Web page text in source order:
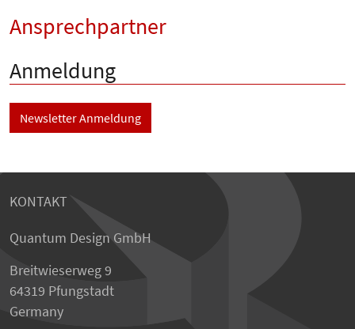
Ansprechpartner
Anmeldung
Newsletter Anmeldung
KONTAKT
Quantum Design GmbH
Breitwieserweg 9
64319 Pfungstadt
Germany